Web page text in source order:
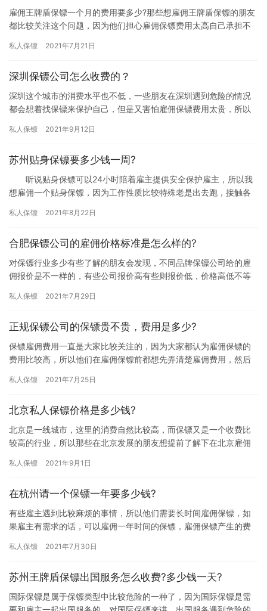
雇佣王牌盾保镖一个月的费用要多少?那些想雇佣王牌盾保镖的朋友
都比较关注这个问题，因为他们担心雇佣保镖费用太高自己承担不
保镖…
私人保镖 2021年7月21日
深圳保镖公司怎么收费的？
深圳这个城市的消费水平也不低，一些朋友在深圳遇到危险的情况
都会想着找保镖来保护自己，但是又害怕雇佣保镖费用太贵，所以
详…
私人保镖 2021年9月12日
苏州贴身保镖要多少钱一周?
听说贴身保镖可以24小时陪着雇主提供安全保护雇主，所以我
想雇佣一个贴身保镖，因为工作性质比较特殊老是出去跑，接触各
下…
私人保镖 2021年8月22日
合肥保镖公司的雇佣价格标准是怎么样的?
对保镖行业多少有些了解的朋友会发现，不同品牌保镖公司给的雇
佣报价是不一样的，有些公司报价高有些则报价低，价格高低不等
佣价…
私人保镖 2021年7月29日
正规保镖公司的保镖贵不贵，费用是多少?
保镖雇佣费用一直是大家比较关注的，因为大家都认为雇佣保镖的
费用比较高，所以他们在雇佣保镖前都想先弄清楚雇佣费用，然后
用是多…
私人保镖 2021年7月25日
北京私人保镖价格是多少钱?
北京是一线城市，这里的消费自然比较高，而保镖又是一个收费比
较高的行业，所以那些在北京发展的朋友想提前了解下在北京雇佣
起来…
私人保镖 2021年9月1日
在杭州请一个保镖一年要多少钱?
有些雇主遇到比较麻烦的事情，所以他们需要长时间雇佣保镖，如
果雇主有需求的话，可以雇佣一年时间的保镖，雇佣保镖产生的费
州…
私人保镖 2021年7月30日
苏州王牌盾保镖出国服务怎么收费?多少钱一天?
国际保镖是属于保镖类型中比较危险的一种了，因为国际保镖是需